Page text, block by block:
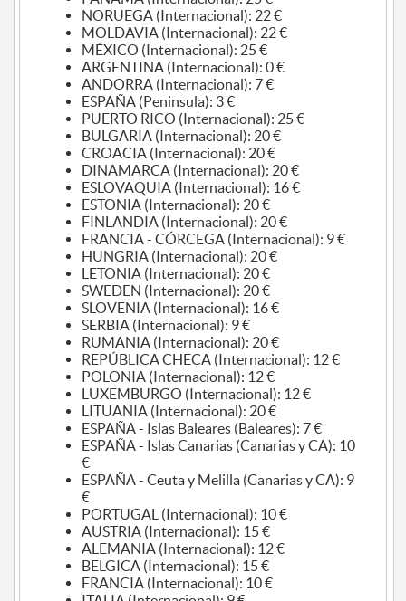
NORUEGA (Internacional): 22 €
MOLDAVIA (Internacional): 22 €
MÉXICO (Internacional): 25 €
ARGENTINA (Internacional): 0 €
ANDORRA (Internacional): 7 €
ESPAÑA (Peninsula): 3 €
PUERTO RICO (Internacional): 25 €
BULGARIA (Internacional): 20 €
CROACIA (Internacional): 20 €
DINAMARCA (Internacional): 20 €
ESLOVAQUIA (Internacional): 16 €
ESTONIA (Internacional): 20 €
FINLANDIA (Internacional): 20 €
FRANCIA - CÓRCEGA (Internacional): 9 €
HUNGRIA (Internacional): 20 €
LETONIA (Internacional): 20 €
SWEDEN (Internacional): 20 €
SLOVENIA (Internacional): 16 €
SERBIA (Internacional): 9 €
RUMANIA (Internacional): 20 €
REPÚBLICA CHECA (Internacional): 12 €
POLONIA (Internacional): 12 €
LUXEMBURGO (Internacional): 12 €
LITUANIA (Internacional): 20 €
ESPAÑA - Islas Baleares (Baleares): 7 €
ESPAÑA - Islas Canarias (Canarias y CA): 10
€
ESPAÑA - Ceuta y Melilla (Canarias y CA): 9
€
PORTUGAL (Internacional): 10 €
AUSTRIA (Internacional): 15 €
ALEMANIA (Internacional): 12 €
BELGICA (Internacional): 15 €
FRANCIA (Internacional): 10 €